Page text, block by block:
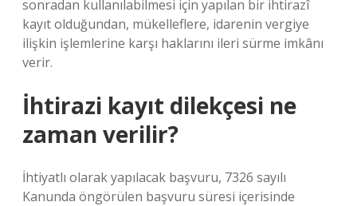
sonradan kullanılabilmesi için yapılan bir ihtirazî
kayıt olduğundan, mükelleflere, idarenin vergiye
ilişkin işlemlerine karşı haklarını ileri sürme imkânı
verir.
İhtirazi kayıt dilekçesi ne
zaman verilir?
İhtiyatlı olarak yapılacak başvuru, 7326 sayılı
Kanunda öngörülen başvuru süresi içerisinde